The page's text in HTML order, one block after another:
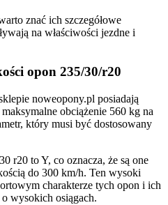
znać ich szczegółowe
na właściwości jezdne i
opon 235/30/r20
noweopony.pl posiadają
obciążenie 560 kg na
który musi być dostosowany
r20 to Y, co oznacza, że są one
do 300 km/h. Ten wysoki
charakterze tych opon i ich
wysokich osiągach.